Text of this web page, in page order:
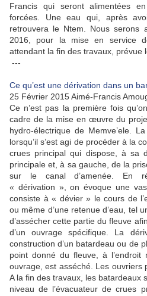
Francis qui seront alimentées
forcées. Une eau qui, après
retrouvera le Ntem. Nous serons
2016, pour la mise en service
attendant la fin des travaux, prévue
---
Ce qu’est une dérivation dans un
25 Février 2015Aimé-Francis
Ce n’est pas la première fois
cadre de la mise en œuvre du
hydro-électrique de Memve’ele.
lorsqu’il s’est agi de procéder à la
crues principal qui dispose, à sa
principale et, à sa gauche, de la
sur le canal d’amenée. En
« dérivation », on évoque une
consiste à « dévier » le cours de
ou même d’une retenue d’eau, tel
d’assécher cette partie du fleuve
d’un ouvrage spécifique. La
construction d’un batardeau ou de
point donné du fleuve, à
ouvrage, est asséché. Les ouvriers
A la fin des travaux, les batardeaux
niveau de l’évacuateur de crues